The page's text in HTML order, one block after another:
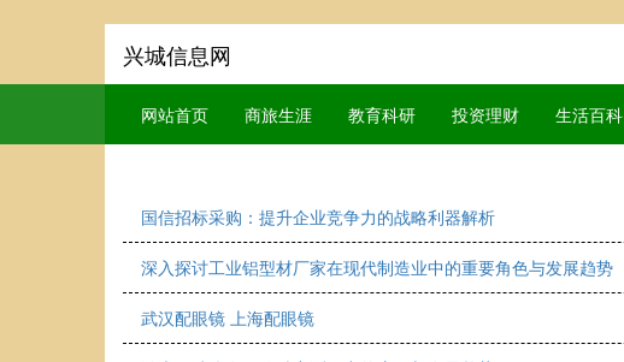
兴城信息网
网站首页 商旅生涯 教育科研 投资理财 生活百科
国信招标采购：提升企业竞争力的战略利器解析
深入探讨工业铝型材厂家在现代制造业中的重要角色与发展趋势
武汉配眼镜 上海配眼镜